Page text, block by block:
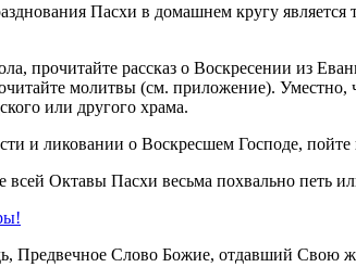
Пасхи в домашнем кругу является
прочитайте рассказ о Воскресении из
молитвы (см. приложение). Уместно,
или другого храма.
и ликовании о Воскресшем Господе,
всей Октавы Пасхи весьма похвально петь
Предвечное Слово Божие, отдавший Свою